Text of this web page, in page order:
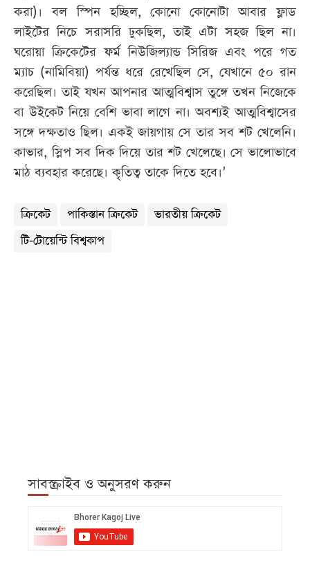
করা)। বল স্পিন হচ্ছিল, কোনো কোনোটা আবার ফ্লাড
লাইটের নিচে সরাসরি ঢুকছিল, তাই এটা সহজ ছিল না।
ঘরোয়া ক্রিকেটের ফর্ম নিউজিল্যান্ড সিরিজ এবং পরে গত
ম্যাচ (নামিবিয়া) পর্যন্ত ধরে রেখেছিল সে, যেখানে ৫০ রান
করেছিল। তাই যখন আপনার আত্মবিশ্বাস তুঙ্গে তখন নিজেকে
বা উইকেট নিয়ে বেশি ভাবা লাগে না। অবশ্যই আত্মবিশ্বাসের
সঙ্গে দক্ষতাও ছিল। একই জায়গায় সে তার সব শট খেলেনি।
কাভার, স্লিপ সব দিক দিয়ে তার শট খেলেছে। সে ভালোভাবে
মাঠ ব্যবহার করেছে। কৃতিত্ব তাকে দিতে হবে।’
ক্রিকেট পাকিস্তান ক্রিকেট
ভারতীয় ক্রিকেট
টি-টোয়েন্টি বিশ্বকাপ
সাবস্ক্রাইব ও অনুসরণ করুন